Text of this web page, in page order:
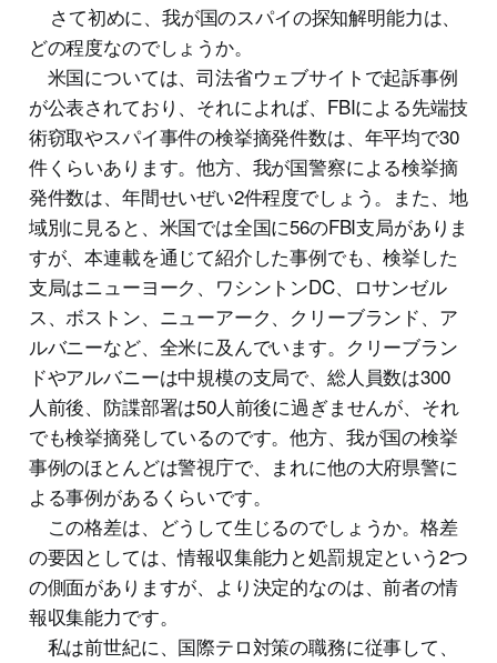
さて初めに、我が国のスパイの探知解明能力は、
どの程度なのでしょうか。
米国については、司法省ウェブサイトで起訴事例
が公表されており、それによれば、FBIによる先端技
術窃取やスパイ事件の検挙摘発件数は、年平均で30
件くらいあります。他方、我が国警察による検挙摘
発件数は、年間せいぜい2件程度でしょう。また、地
域別に見ると、米国では全国に56のFBI支局がありま
すが、本連載を通じて紹介した事例でも、検挙した
支局はニューヨーク、ワシントンDC、ロサンゼル
ス、ボストン、ニューアーク、クリーブランド、ア
ルバニーなど、全米に及んでいます。クリーブラン
ドやアルバニーは中規模の支局で、総人員数は300
人前後、防諜部署は50人前後に過ぎませんが、それ
でも検挙摘発しているのです。他方、我が国の検挙
事例のほとんどは警視庁で、まれに他の大府県警に
よる事例があるくらいです。
この格差は、どうして生じるのでしょうか。格差
の要因としては、情報収集能力と処罰規定という2つ
の側面がありますが、より決定的なのは、前者の情
報収集能力です。
私は前世紀に、国際テロ対策の職務に従事して、